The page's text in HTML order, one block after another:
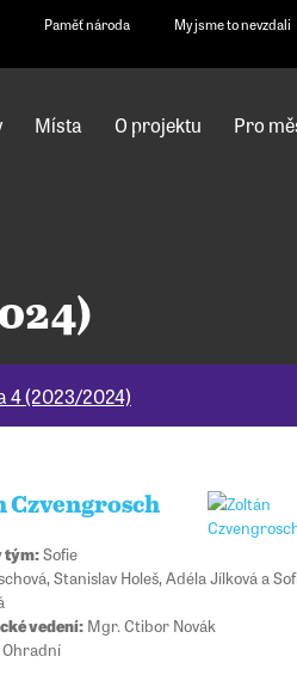
Paměť národa My jsme to nevzdali
Místa O projektu Pro
4 (2023/2024)
Czvengrosch
tým:Sofie
Stanislav Holeš, Adéla Jílková a
vedení: Mgr. Ctibor Novák
Ohradní